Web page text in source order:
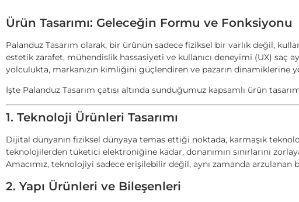
Ürün Tasarımı: Geleceğin Formu ve Fonksiyonu
Palanduz Tasarım olarak, bir ürünün sadece fiziksel bir varlık değil,
estetik zarafet, mühendislik hassasiyeti ve kullanıcı deneyimi (UX) saç
yolculukta, markanızın kimliğini güçlendiren ve pazarın dinamiklerine
İşte Palanduz Tasarım çatısı altında sunduğumuz kapsamlı ürün
1. Teknoloji Ürünleri Tasarımı
Dijital dünyanın fiziksel dünyaya temas ettiği noktada, karmaşık
teknolojilerden tüketici elektroniğine kadar, donanımın sınırlarını
Amacımız, teknolojiyi sadece erişilebilir değil, aynı zamanda
2. Yapı Ürünleri ve Bileşenleri